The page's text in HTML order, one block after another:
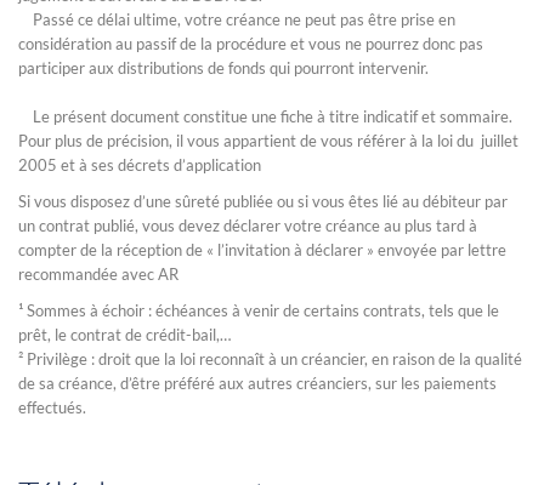
Passé ce délai ultime, votre créance ne peut pas être prise en
considération au passif de la procédure et vous ne pourrez donc pas
participer aux distributions de fonds qui pourront intervenir.
Le présent document constitue une fiche à titre indicatif et sommaire.
Pour plus de précision, il vous appartient de vous référer à la loi du juillet
2005 et à ses décrets d’application
Si vous disposez d’une sûreté publiée ou si vous êtes lié au débiteur par
un contrat publié, vous devez déclarer votre créance au plus tard à
compter de la réception de « l’invitation à déclarer » envoyée par lettre
recommandée avec AR
¹ Sommes à échoir : échéances à venir de certains contrats, tels que le
prêt, le contrat de crédit-bail,…
² Privilège : droit que la loi reconnaît à un créancier, en raison de la qualité
de sa créance, d’être préféré aux autres créanciers, sur les paiements
effectués.